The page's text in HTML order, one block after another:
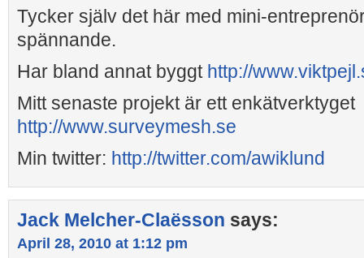
Tycker själv det här med mini-
spännande.
Har bland annat byggt http://
Mitt senaste projekt är ett enkätverktyget
http://www.surveymesh.se
Min twitter: http://twitter.com/awiklund
Jack Melcher-Claësson says:
April 28, 2010 at 1:12 pm